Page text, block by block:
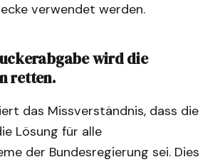
verwendet werden.
wird die
retten.
das Missverständnis, dass die
Lösung für alle
der Bundesregierung sei. Dies